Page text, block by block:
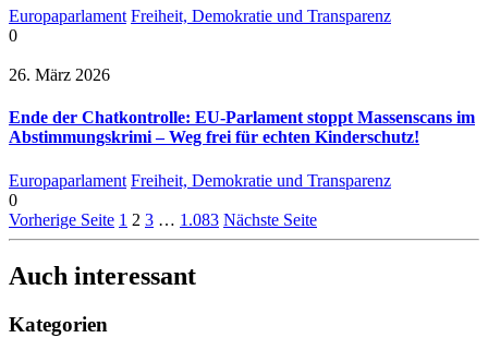
Europaparlament Freiheit, Demokratie und Transparenz
0
26. März 2026
Ende der Chatkontrolle: EU-Parlament stoppt Massenscans im
Abstimmungskrimi – Weg frei für echten Kinderschutz!
Europaparlament Freiheit, Demokratie und Transparenz
0
Vorherige Seite 1 2 3 … 1.083 Nächste Seite
Auch interessant
Kategorien